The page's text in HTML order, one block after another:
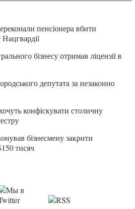
пенсіонера вбити
бізнесу отримав ліцензії в
депутата за незаконно
конфіскувати столичну
бізнесмену закрити
тисяч